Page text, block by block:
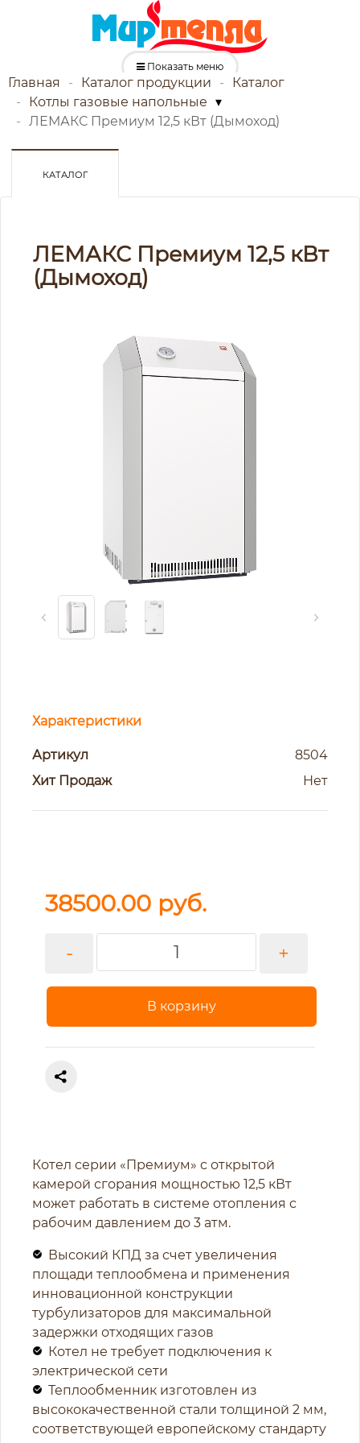
Показать меню
Главная Каталог продукции
Каталог
Котлы газовые напольные ▾
ЛЕМАКС Премиум 12,5 кВт (Дымоход)
КАТАЛОГ
ЛЕМАКС Премиум 12,5 кВт
(Дымоход)
Характеристики
Артикул
8504
Хит Продаж
Нет
38500.00 руб.
- +
В корзину
Котел серии «Премиум» с открытой
камерой сгорания мощностью 12,5 кВт
может работать в системе отопления с
рабочим давлением до 3 атм.
Высокий КПД за счет увеличения
площади теплообмена и применения
инновационной конструкции
турбулизаторов для максимальной
задержки отходящих газов
Котел не требует подключения к
электрической сети
Теплообменник изготовлен из
высококачественной стали толщиной 2 мм,
соответствующей европейскому стандарту